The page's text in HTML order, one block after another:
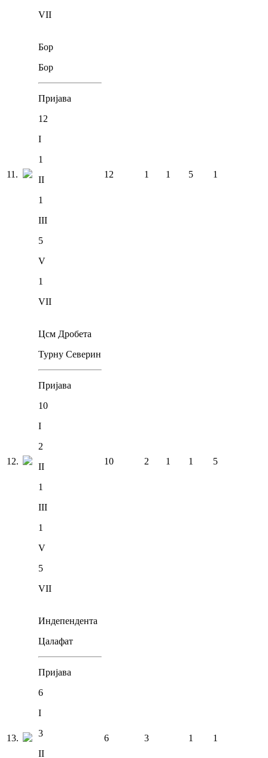
VII
11 .
Бор
Бор
Пријава
12
I
1
II
1
III
5
V
1
VII
12 1 1 5 1
12.
Цсм Дробета
Турну Северин
Пријава
10
I
2
II
1
III
1
V
5
VII
10 2 1 1 5
13.
Индепендента
Цалафат
Пријава
6
I
3
II
6 3 1 1